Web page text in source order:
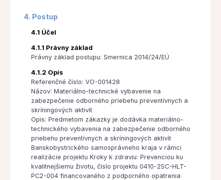
4. Postup
4.1 Účel
4.1.1 Právny základ
Právny základ postupu: Smernica 2014/24/EÚ
4.1.2 Opis
Referenčné číslo: VO-001428
Názov: Materiálno-technické vybavenie na
zabezpečenie odborného priebehu preventívnych a
skríningových aktivít
Opis: Predmetom zákazky je dodávka materiálno-
technického vybavenia na zabezpečenie odborného
priebehu preventívnych a skríningových aktivít
Banskobystrického samosprávneho kraja v rámci
realizácie projektu Kroky k zdraviu: Prevenciou ku
kvalitnejšiemu životu, číslo projektu 0410-2SC-HLT-
PC2-004 financovaného z podporného opatrenia